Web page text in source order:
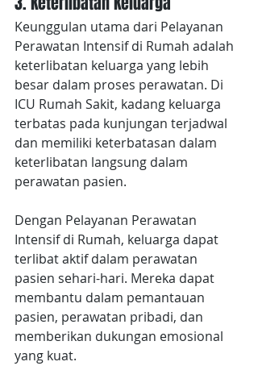
Keunggulan utama dari Pelayanan
Perawatan Intensif di Rumah adalah
keterlibatan keluarga yang lebih
besar dalam proses perawatan. Di
ICU Rumah Sakit, kadang keluarga
terbatas pada kunjungan terjadwal
dan memiliki keterbatasan dalam
keterlibatan langsung dalam
perawatan pasien.
Dengan Pelayanan Perawatan
Intensif di Rumah, keluarga dapat
terlibat aktif dalam perawatan
pasien sehari-hari. Mereka dapat
membantu dalam pemantauan
pasien, perawatan pribadi, dan
memberikan dukungan emosional
yang kuat.